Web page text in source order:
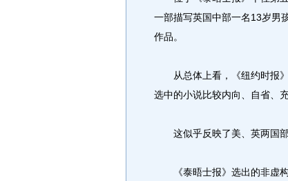
一部描写英国中部一名13岁男
作品。
从总体上看，《纽约时报》
选中的小说比较内向、自省、
这似乎反映了美、英两国部
《泰晤士报》选出的非虚构